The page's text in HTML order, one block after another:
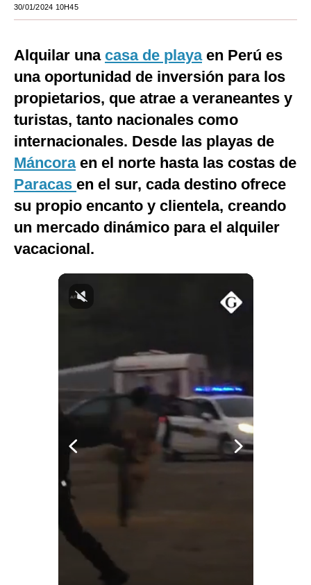
Estilos
EEUU
México
España
Internacional
Tecnología
Club del Suscriptor
Mix
Notas Contratadas
Condiciones
30/01/2024 10H45
Alquilar una casa de playaen Perú es
una oportunidad de inversión para los
propietarios, que atrae a veraneantes y
turistas, tanto nacionales como
internacionales. Desde las playas de
Máncoraen el norte hasta las costas de
Paracas en el sur, cada destino ofrece
su propio encanto y clientela, creando
un mercado dinámico para el alquiler
vacacional.